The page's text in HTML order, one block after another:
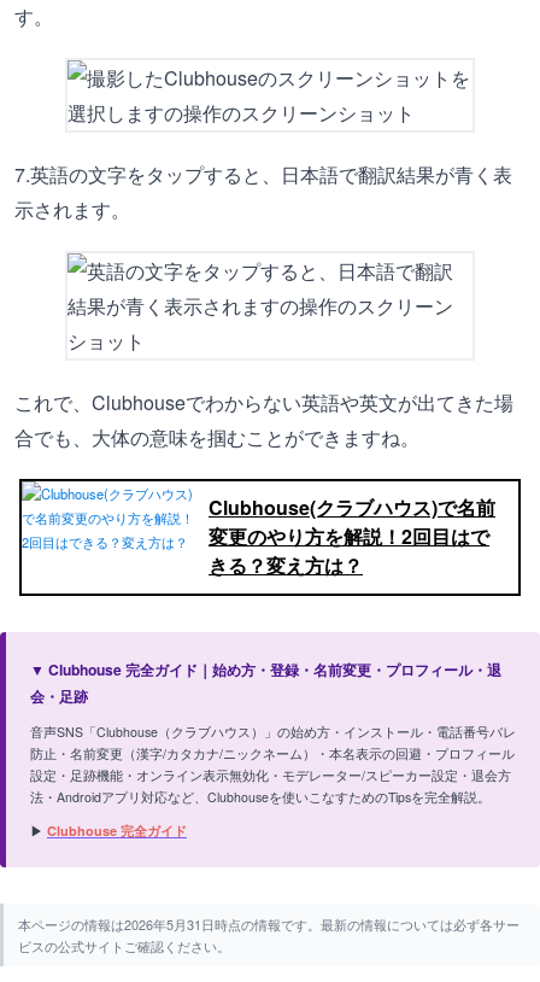
す。
7.英語の文字をタップすると、日本語で翻訳結果が青く表
示されます。
これで、Clubhouseでわからない英語や英文が出てきた場
合でも、大体の意味を掴むことができますね。
Clubhouse(クラブハウス)で名前
変更のやり方を解説！2回目はで
きる？変え方は？
▼ Clubhouse 完全ガイド｜始め方・登録・名前変更・プロフィール・退
会・足跡
音声SNS「Clubhouse（クラブハウス）」の始め方・インストール・電話番号バレ
防止・名前変更（漢字/カタカナ/ニックネーム）・本名表示の回避・プロフィール
設定・足跡機能・オンライン表示無効化・モデレーター/スピーカー設定・退会方
法・Androidアプリ対応など、Clubhouseを使いこなすためのTipsを完全解説。
▶ Clubhouse 完全ガイド
本ページの情報は2026年5月31日時点の情報です。最新の情報については必ず各サー
ビスの公式サイトご確認ください。